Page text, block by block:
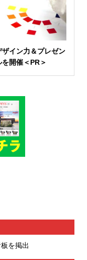
ザイン力＆プレゼン
開催＜PR＞
を掲出